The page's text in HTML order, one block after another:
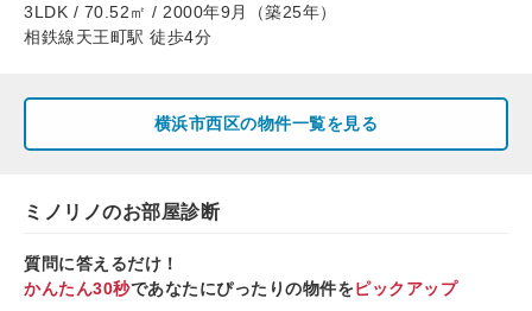
3LDK / 70.52㎡ / 2000年9月（築25年）
相鉄線天王町駅 徒歩4分
横浜市西区の物件一覧を見る
ミノリノのお部屋診断
質問に答えるだけ！
かんたん30秒であなたにぴったりの物件をピックアップ